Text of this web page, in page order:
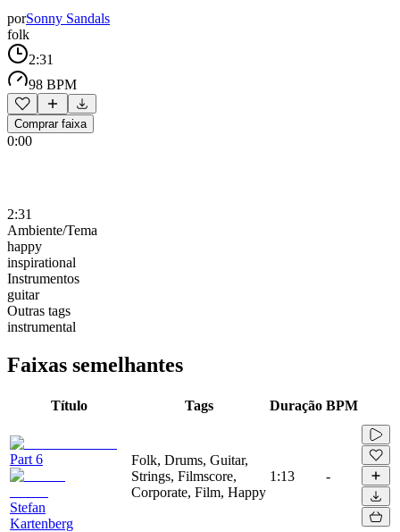
porSonny Sandals
folk
2:31
98 BPM
Comprar faixa
0:00
2:31
Ambiente/Tema
happy
inspirational
Instrumentos
guitar
Outras tags
instrumental
Faixas semelhantes
Título Tags Duração BPM
Part 6
Stefan
Kartenberg
Folk, Drums, Guitar,
Strings, Filmscore,
Corporate, Film, Happy
1:13 -